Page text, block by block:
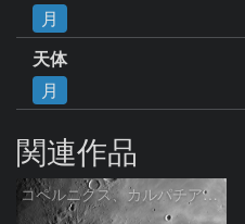
月
天体
月
関連作品
コペルニクス、カルパチア山脈付近